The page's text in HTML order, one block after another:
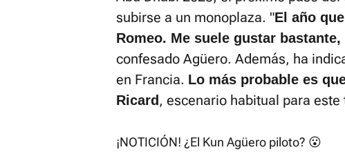
subirse a un monoplaza. "El año
Romeo. Me suele gustar
confesado Agüero. Además, ha
en Francia. Lo más probable es
Ricard , escenario habitual para este
¡NOTICIÓN! ¿El Kun Agüero piloto? 😮